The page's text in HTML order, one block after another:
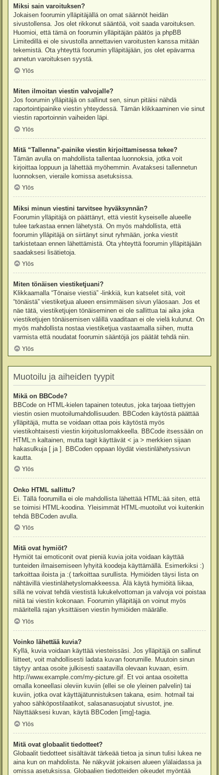
Miksi sain varoituksen?
Jokaisen foorumin ylläpitäjällä on omat säännöt heidän
sivustollensa. Jos olet rikkonut sääntöä, voit saada varoituksen.
Huomioi, että tämä on foorumin ylläpitäjän päätös ja phpBB
Limitedillä ei ole sivustolla annettavien varoitusten kanssa mitään
tekemistä. Ota yhteyttä foorumin ylläpitäjään, jos olet epävarma
annetun varoituksen syystä.
Ylös
Miten ilmoitan viestin valvojalle?
Jos foorumin ylläpitäjä on sallinut sen, sinun pitäisi nähdä
raportointipainike viestin yhteydessä. Tämän klikkaaminen vie sinut
viestin raportoinnin vaiheiden läpi.
Ylös
Mitä “Tallenna”-painike viestin kirjoittamisessa tekee?
Tämän avulla on mahdollista tallentaa luonnoksia, jotka voit
kirjoittaa loppuun ja lähettää myöhemmin. Avataksesi tallennetun
luonnoksen, vieraile komissa asetuksissa.
Ylös
Miksi minun viestini tarvitsee hyväksynnän?
Foorumin ylläpitäjä on päättänyt, että viestit kyseiselle alueelle
tulee tarkastaa ennen lähetystä. On myös mahdollista, että
foorumin ylläpitäjä on siirtänyt sinut ryhmään, jonka viestit
tarkistetaan ennen lähettämistä. Ota yhteyttä foorumin ylläpitäjään
saadaksesi lisätietoja.
Ylös
Miten tönäisen viestiketjuani?
Klikkaamalla “Tönaise viestiä” -linkkiä, kun katselet sitä, voit
“tönäistä” viestiketjua alueen ensimmäisen sivun yläosaan. Jos et
näe tätä, viestiketjujen tönäiseminen ei ole sallittua tai aika joka
viestiketjujen tönäisemisen välillä vaaditaan ei ole vielä kulunut. On
myös mahdollista nostaa viestiketjua vastaamalla siihen, mutta
varmista että noudatat foorumin sääntöjä jos päätät tehdä niin.
Ylös
Muotoilu ja aiheiden tyypit
Mikä on BBCode?
BBCode on HTML-kielen tapainen toteutus, joka tarjoaa tiettyjen
viestin osien muotoilumahdollisuuden. BBCoden käytöstä päättää
ylläpitäjä, mutta se voidaan ottaa pois käytöstä myös
viestikohtaisesti viestin kirjoituslomakkeella. BBCode itsessään on
HTML:n kaltainen, mutta tagit käyttävät < ja > merkkien sijaan
hakasulkuja [ ja ]. BBCoden oppaan löydät viestinlähetyssivun
kautta.
Ylös
Onko HTML sallittu?
Ei. Tällä foorumilla ei ole mahdollista lähettää HTML:ää siten, että
se toimisi HTML-koodina. Yleisimmät HTML-muotoilut voi kuitenkin
tehdä BBCoden avulla.
Ylös
Mitä ovat hymiöt?
Hymiöt tai emoticonit ovat pieniä kuvia joita voidaan käyttää
tunteiden ilmaisemiseen lyhyitä koodeja käyttämällä. Esimerkiksi :)
tarkoittaa iloista ja :( tarkoittaa surullista. Hymiöiden täysi lista on
nähtävillä viestinlähetyslomakkeessa. Älä käytä hymiöitä liikaa,
sillä ne voivat tehdä viestistä lukukelvottoman ja valvoja voi poistaa
niitä tai viestin kokonaan. Foorumin ylläpitäjä on voinut myös
määritellä rajan yksittäisen viestin hymiöiden määrälle.
Ylös
Voinko lähettää kuvia?
Kyllä, kuvia voidaan käyttää viesteissäsi. Jos ylläpitäjä on sallinut
liitteet, voit mahdollisesti ladata kuvan foorumille. Muutoin sinun
täytyy antaa osoite julkisesti saatavilla olevaan kuvaan, esim.
http://www.example.com/my-picture.gif. Et voi antaa osoitetta
omalla koneellasi oleviin kuviin (ellei se ole yleinen palvelin) tai
kuviin, jotka ovat käyttäjätunnistuksen takana, esim. hotmail tai
yahoo sähköpostilaatikot, salasanasuojatut sivustot, jne.
Näyttääksesi kuvan, käytä BBCoden [img]-tagia.
Ylös
Mitä ovat globaalit tiedotteet?
Globaalit tiedotteet sisältävät tärkeää tietoa ja sinun tulisi lukea ne
aina kun on mahdolista. Ne näkyvät jokaisen alueen ylälaidassa ja
omissa asetuksissa. Globaalien tiedotteiden oikeudet myöntää